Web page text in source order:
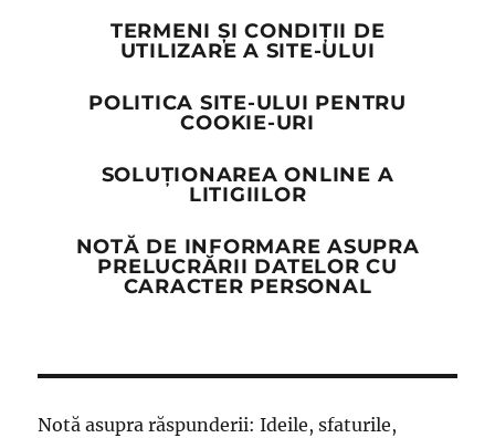
TERMENI ȘI CONDIȚII DE
UTILIZARE A SITE-ULUI
POLITICA SITE-ULUI PENTRU
COOKIE-URI
SOLUȚIONAREA ONLINE A
LITIGIILOR
NOTĂ DE INFORMARE ASUPRA
PRELUCRĂRII DATELOR CU
CARACTER PERSONAL
Notă asupra răspunderii: Ideile, sfaturile,